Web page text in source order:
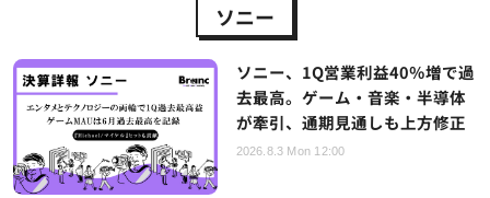
ソニー
ソニー、1Q営業利益40％増で過
去最高。ゲーム・音楽・半導体
が牽引、通期見通しも上方修正
2026.8.3 Mon 12:00